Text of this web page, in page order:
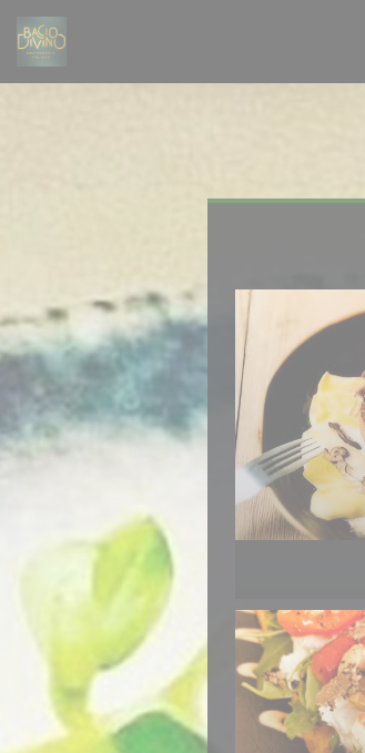
Cookie管理面板